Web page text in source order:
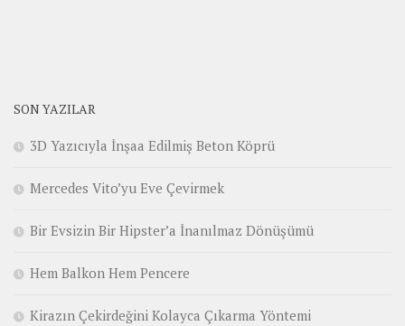
SON YAZILAR
3D Yazıcıyla İnşaa Edilmiş Beton Köprü
Mercedes Vito’yu Eve Çevirmek
Bir Evsizin Bir Hipster’a İnanılmaz Dönüşümü
Hem Balkon Hem Pencere
Kirazın Çekirdeğini Kolayca Çıkarma Yöntemi